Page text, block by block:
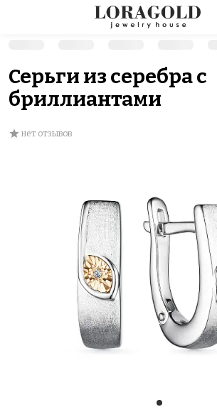
Серьги из серебра с
бриллиантами
нет отзывов